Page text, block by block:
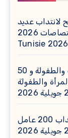
لانتداب عديد
الاختصاصات 2026 / Concours BT Banque de
Tunisie 2026
مناظرة انتداب 120 أستاذًا للشباب والطفولة و 50
والطفولة
مناظرة شركة تونس الطرقات السيارة لانتداب 200 عامل